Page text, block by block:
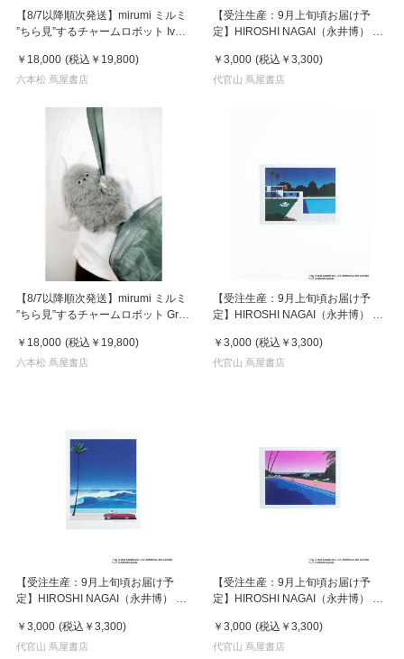
【8/7以降順次発送】mirumi ミルミ
”ちら見”するチャームロボット Ivory
￥18,000 (税込 ￥19,800)
六本松 蔦屋書店
【受注生産：9月上旬頃お届け予
定】HIROSHI NAGAI（永井博） ×
スター / KTHN-PT Untitled 1
￥3,000 (税込 ￥3,300)
代官山 蔦屋書店
【8/7以降順次発送】mirumi ミルミ
”ちら見”するチャームロボット Gray
￥18,000 (税込 ￥19,800)
六本松 蔦屋書店
【受注生産：9月上旬頃お届け予
定】HIROSHI NAGAI（永井博） ×
スター / KTHN-PT Untitled 3
￥3,000 (税込 ￥3,300)
代官山 蔦屋書店
【受注生産：9月上旬頃お届け予
定】HIROSHI NAGAI（永井博） ×
スター / KTHN-PT Untitled 2
￥3,000 (税込 ￥3,300)
代官山 蔦屋書店
【受注生産：9月上旬頃お届け予
定】HIROSHI NAGAI（永井博） ×
スター / KTHN-PT Untitled 5
￥3,000 (税込 ￥3,300)
代官山 蔦屋書店